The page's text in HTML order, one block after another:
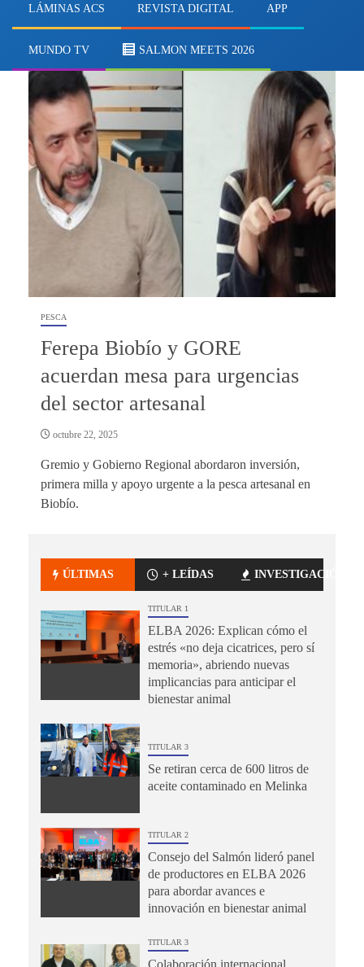
LÁMINAS ACS REVISTA DIGITAL APP
MUNDO TV SALMON MEETS 2026
Carolina Godoy Ortiz
PESCA
Ferepa Biobío y GORE
acuerdan mesa para urgencias
del sector artesanal
octubre 22, 2025
Gremio y Gobierno Regional abordaron inversión,
primera milla y apoyo urgente a la pesca artesanal en
Biobío.
ÚLTIMAS + LEÍDAS INVESTIGACIÓN
TITULAR 1
ELBA 2026: Explican cómo el
estrés «no deja cicatrices, pero sí
memoria», abriendo nuevas
implicancias para anticipar el
bienestar animal
TITULAR 3
Se retiran cerca de 600 litros de
aceite contaminado en Melinka
TITULAR 2
Consejo del Salmón lideró panel
de productores en ELBA 2026
para abordar avances e
innovación en bienestar animal
TITULAR 3
Colaboración internacional